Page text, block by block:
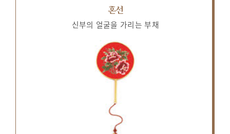
혼선
신부의 얼굴을 가리는 부채